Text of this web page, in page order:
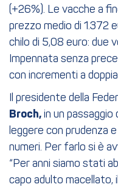
(+26%). Le vacche a
prezzo medio di 1.372
chilo di 5,08 euro: due
Impennata senza
con incrementi a
Il presidente della
Broch, in un passaggio
leggere con prudenza
numeri. Per farlo si è
“Per anni siamo stati
capo adulto macellato,